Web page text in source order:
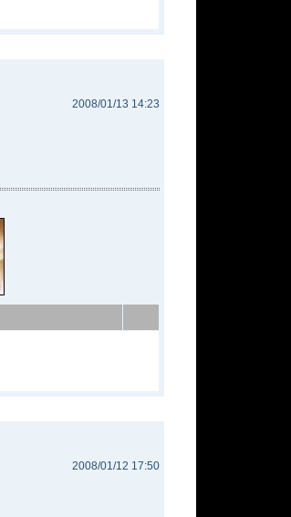
2008/01/13 14:23
2008/01/12 17:50